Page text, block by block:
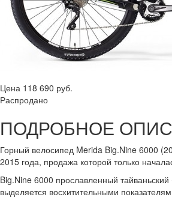
Цена 118 690 руб.
Распродано
ПОДРОБНОЕ
Горный велосипед Merida Big.Nine 6000
2015 года, продажа которой только
Big.Nine 6000 прославленный
выделяется восхитительными